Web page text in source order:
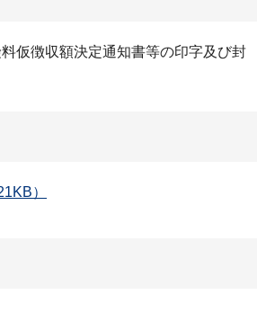
仮徴収額決定通知書等の印字及び封
）